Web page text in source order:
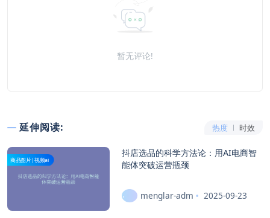
暂无评论!
延伸阅读: 热度 时效
商品图片|视频ai
抖店选品的科学方法论：用AI电商智
能体突破运营瓶颈
menglar-adm 2025-09-23